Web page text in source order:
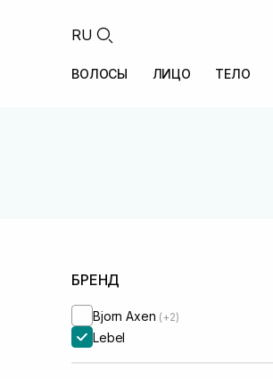
RU
ВОЛОСЫ ЛИЦО ТЕЛО
БРЕНД
Bjorn Axen (+2)
Lebel